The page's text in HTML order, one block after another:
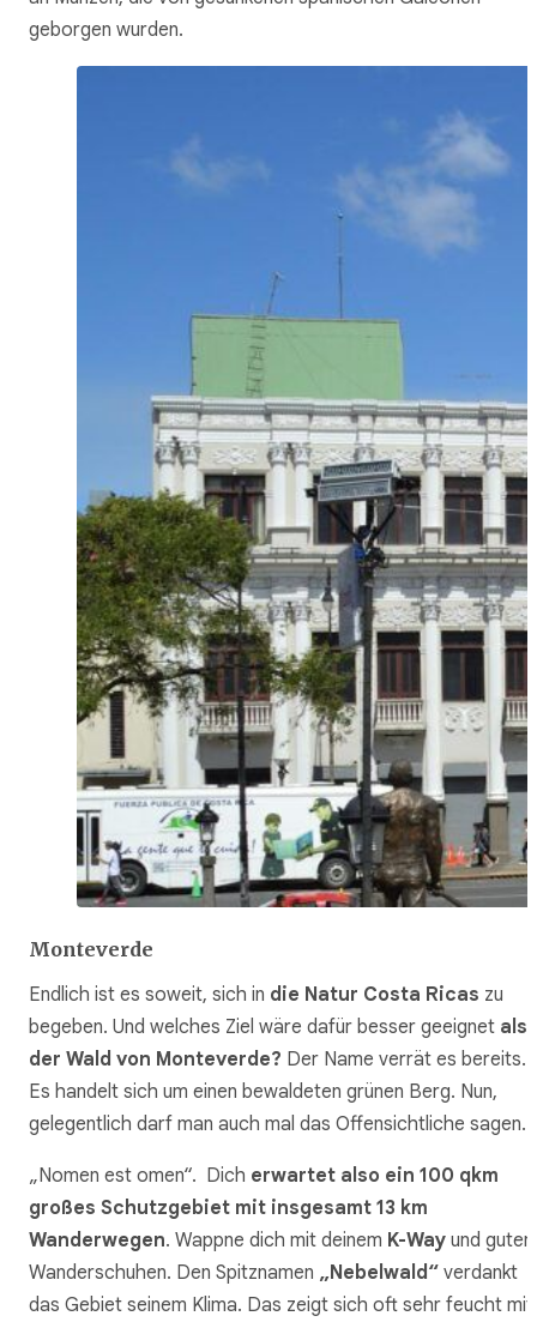
geborgen wurden.
Monteverde
Endlich ist es soweit, sich in die Natur Costa Ricas zu
begeben. Und welches Ziel wäre dafür besser geeignet als
der Wald von Monteverde? Der Name verrät es bereits.
Es handelt sich um einen bewaldeten grünen Berg. Nun,
gelegentlich darf man auch mal das Offensichtliche sagen…
„Nomen est omen“. Dich erwartet also ein 100 qkm
großes Schutzgebiet mit insgesamt 13 km
Wanderwegen. Wappne dich mit deinem K-Way und guten
Wanderschuhen. Den Spitznamen „Nebelwald“ verdankt
das Gebiet seinem Klima. Das zeigt sich oft sehr feucht mit